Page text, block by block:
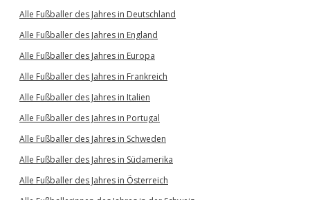
Alle Fußballer des Jahres in Deutschland
Alle Fußballer des Jahres in England
Alle Fußballer des Jahres in Europa
Alle Fußballer des Jahres in Frankreich
Alle Fußballer des Jahres in Italien
Alle Fußballer des Jahres in Portugal
Alle Fußballer des Jahres in Schweden
Alle Fußballer des Jahres in Südamerika
Alle Fußballer des Jahres in Österreich